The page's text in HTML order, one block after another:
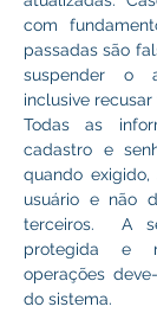
com
passadas são
suspender o
inclusive
Todas as
cadastro e
quando
usuário e não
terceiros.  A
protegida e
operações
do sistema.